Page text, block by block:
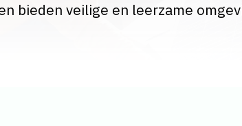
bieden veilige en leerzame